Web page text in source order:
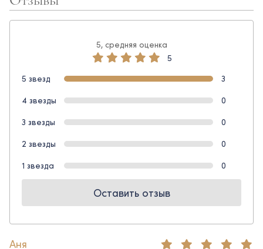
5, средняя оценка
5
5 звезд
3
4 звезды
0
3 звезды
0
2 звезды
0
1 звезда
0
Оставить отзыв
Аня